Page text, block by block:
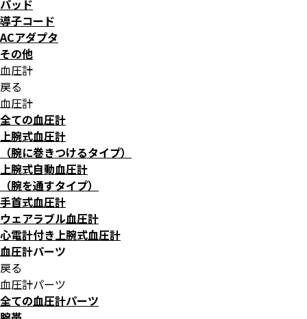
パッド
導子コード
ACアダプタ
その他
血圧計
戻る
血圧計
全ての血圧計
上腕式血圧計
（腕に巻きつけるタイプ）
上腕式自動血圧計
（腕を通すタイプ）
手首式血圧計
ウェアラブル血圧計
心電計付き上腕式血圧計
血圧計パーツ
戻る
血圧計パーツ
全ての血圧計パーツ